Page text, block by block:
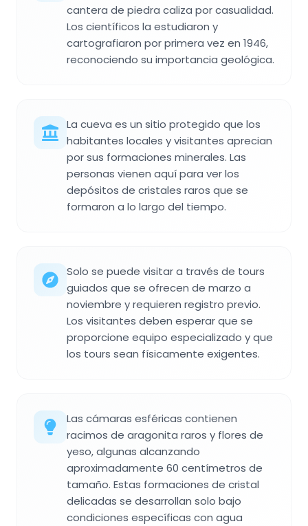
cantera de piedra caliza por casualidad.
Los científicos la estudiaron y
cartografiaron por primera vez en 1946,
reconociendo su importancia geológica.
La cueva es un sitio protegido que los
habitantes locales y visitantes aprecian
por sus formaciones minerales. Las
personas vienen aquí para ver los
depósitos de cristales raros que se
formaron a lo largo del tiempo.
Solo se puede visitar a través de tours
guiados que se ofrecen de marzo a
noviembre y requieren registro previo.
Los visitantes deben esperar que se
proporcione equipo especializado y que
los tours sean físicamente exigentes.
Las cámaras esféricas contienen
racimos de aragonita raros y flores de
yeso, algunas alcanzando
aproximadamente 60 centímetros de
tamaño. Estas formaciones de cristal
delicadas se desarrollan solo bajo
condiciones específicas con agua